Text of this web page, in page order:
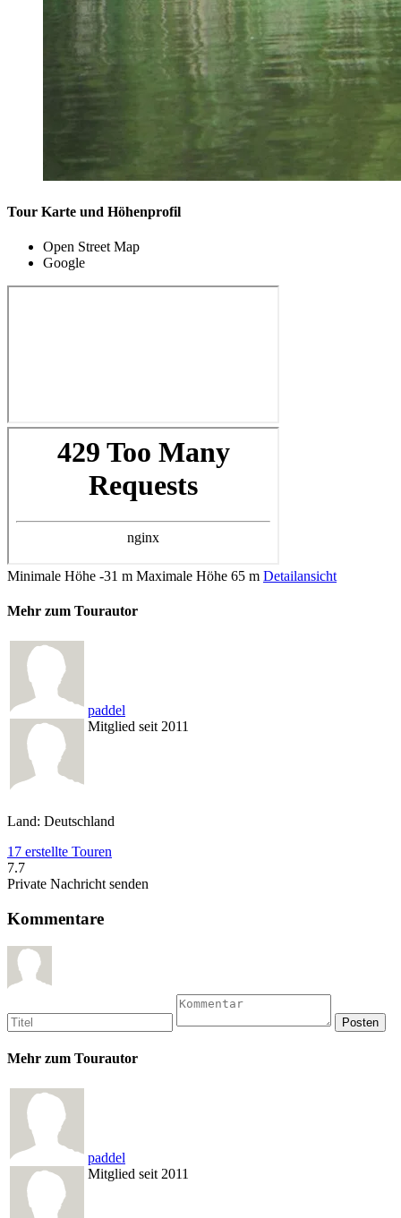
Tour Karte und Höhenprofil
Open Street Map
Google
Minimale Höhe -31 m Maximale Höhe 65 m Detailansicht
Mehr zum Tourautor
paddel
Mitglied seit 2011
Land: Deutschland
17 erstellte Touren
7.7
Private Nachricht senden
Kommentare
Mehr zum Tourautor
paddel
Mitglied seit 2011